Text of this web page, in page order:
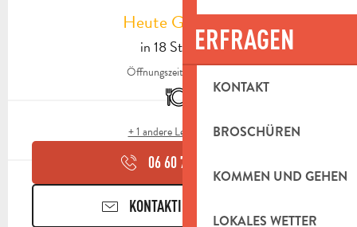
ERFRAGEN
KONTAKT
BROSCHÜREN
KOMMEN UND GEHEN
LOKALES WETTER
Heute Geöffnet
in 18 Stunden
Öffnungszeiten ansehen
Restaurant
+ 1 andere Leistung(en)
06 60 70 91
KONTAKTIEREN SIE UNS